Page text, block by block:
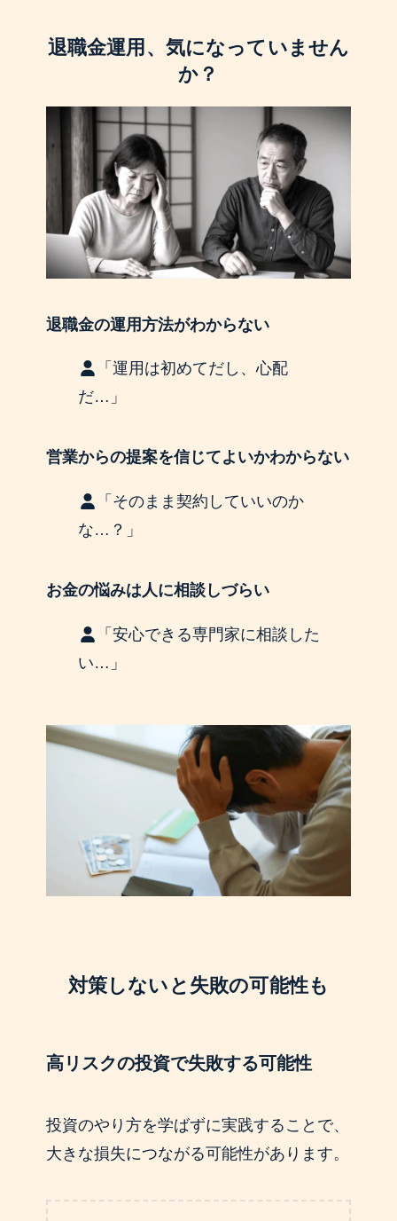
退職金運用、気になっていません
か？
退職金の運用方法がわからない
「運用は初めてだし、心配
だ…」
営業からの提案を信じてよいかわからない
「そのまま契約していいのか
な…？」
お金の悩みは人に相談しづらい
「安心できる専門家に相談した
い…」
対策しないと失敗の可能性も
高リスクの投資で失敗する可能性
投資のやり方を学ばずに実践することで、
大きな損失につながる可能性があります。